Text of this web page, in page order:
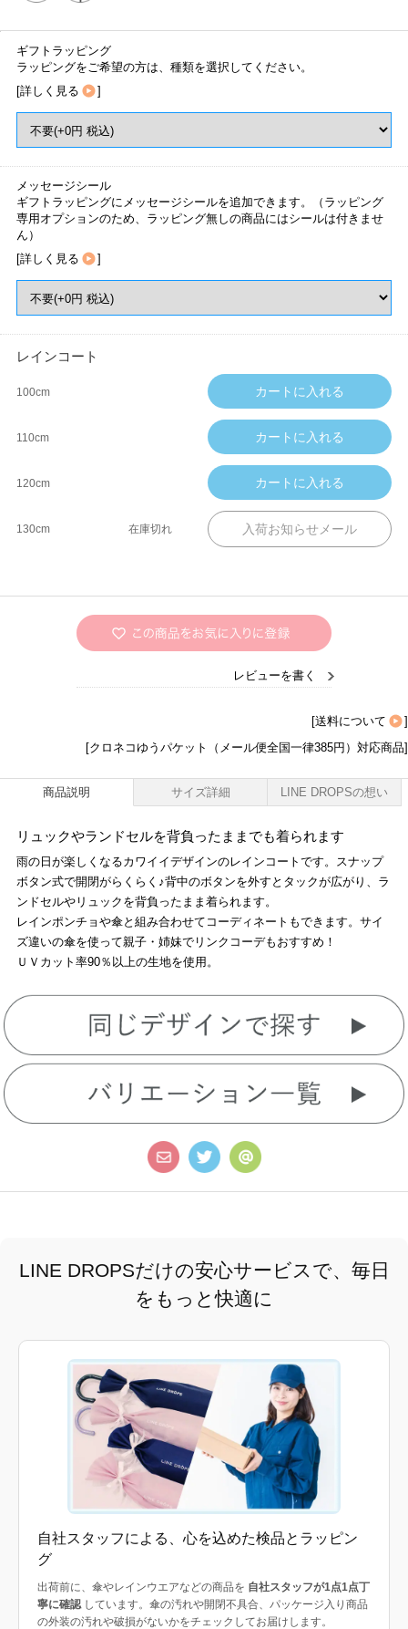
ギフトラッピング
ラッピングをご希望の方は、種類を選択してください。
[詳しく見る ]
メッセージシール
ギフトラッピングにメッセージシールを追加できます。（ラッピング
専用オプションのため、ラッピング無しの商品にはシールは付きませ
ん）
[詳しく見る ]
レインコート
100cm
110cm
120cm
130cm 在庫切れ
レビューを書く
[送料について
]
[クロネコゆうパケット（メール便全国一律385円）対応商品]
商品説明 サイズ詳細 LINE DROPSの想い
リュックやランドセルを背負ったままでも着られます
雨の日が楽しくなるカワイイデザインのレインコートです。スナップ
ボタン式で開閉がらくらく♪背中のボタンを外すとタックが広がり、ラ
ンドセルやリュックを背負ったまま着られます。
レインポンチョや傘と組み合わせてコーディネートもできます。サイ
ズ違いの傘を使って親子・姉妹でリンクコーデもおすすめ！
ＵＶカット率90％以上の生地を使用。
LINE DROPSだけの安心サービスで、毎日
をもっと快適に
自社スタッフによる、心を込めた検品とラッピン
グ
出荷前に、傘やレインウエアなどの商品を 自社スタッフが1点1点丁
寧に確認しています。傘の汚れや開閉不具合、パッケージ入り商品
の外装の汚れや破損がないかをチェックしてお届けします。